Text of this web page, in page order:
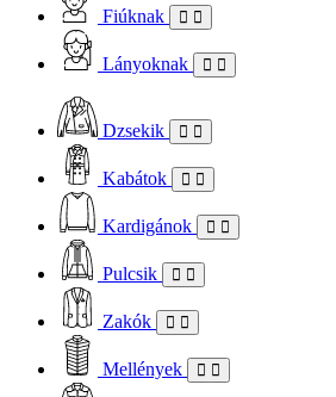
Fiúknak
Lányoknak
Dzsekik
Kabátok
Kardigánok
Pulcsik
Zakók
Mellények